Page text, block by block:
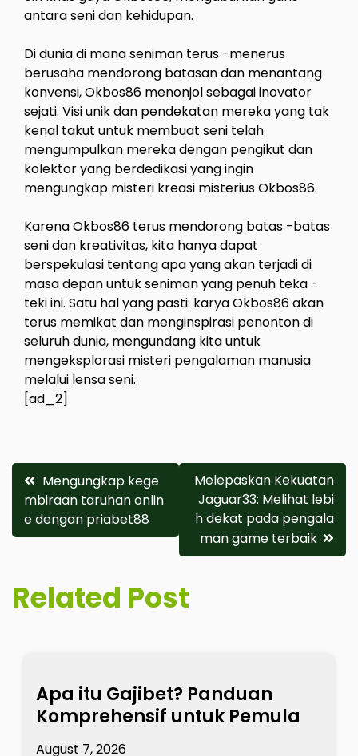
antara seni dan kehidupan.
Di dunia di mana seniman terus -menerus
berusaha mendorong batasan dan menantang
konvensi, Okbos86 menonjol sebagai inovator
sejati. Visi unik dan pendekatan mereka yang tak
kenal takut untuk membuat seni telah
mengumpulkan mereka dengan pengikut dan
kolektor yang berdedikasi yang ingin
mengungkap misteri kreasi misterius Okbos86.
Karena Okbos86 terus mendorong batas -batas
seni dan kreativitas, kita hanya dapat
berspekulasi tentang apa yang akan terjadi di
masa depan untuk seniman yang penuh teka -
teki ini. Satu hal yang pasti: karya Okbos86 akan
terus memikat dan menginspirasi penonton di
seluruh dunia, mengundang kita untuk
mengeksplorasi misteri pengalaman manusia
melalui lensa seni.
[ad_2]
Post
navigation
Mengungkap kege
mbiraan taruhan onlin
e dengan priabet88
Melepaskan Kekuatan
Jaguar33: Melihat lebi
h dekat pada pengala
man game terbaik
Related Post
Apa itu Gajibet? Panduan
Komprehensif untuk Pemula
August 7, 2026